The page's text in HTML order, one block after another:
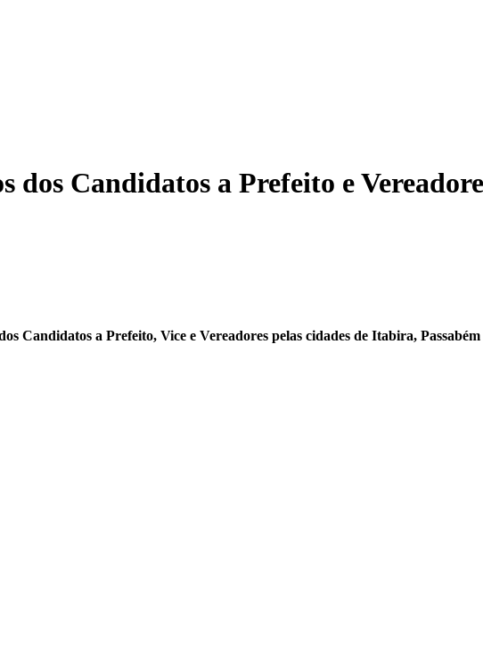
Candidatos a Prefeito e
Candidatos a Prefeito, Vice e Vereadores pelas cidades de Itabira,